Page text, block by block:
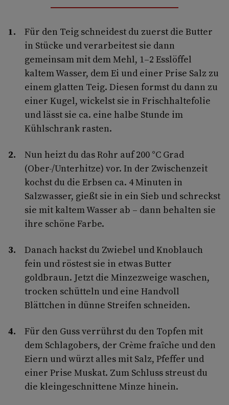
Für den Teig schneidest du zuerst die Butter
in Stücke und verarbeitest sie dann
gemeinsam mit dem Mehl, 1–2 Esslöffel
kaltem Wasser, dem Ei und einer Prise Salz zu
einem glatten Teig. Diesen formst du dann zu
einer Kugel, wickelst sie in Frischhaltefolie
und lässt sie ca. eine halbe Stunde im
Kühlschrank rasten.
Nun heizt du das Rohr auf 200 °C Grad
(Ober-/Unterhitze) vor. In der Zwischenzeit
kochst du die Erbsen ca. 4 Minuten in
Salzwasser, gießt sie in ein Sieb und schreckst
sie mit kaltem Wasser ab – dann behalten sie
ihre schöne Farbe.
Danach hackst du Zwiebel und Knoblauch
fein und röstest sie in etwas Butter
goldbraun. Jetzt die Minzezweige waschen,
trocken schütteln und eine Handvoll
Blättchen in dünne Streifen schneiden.
Für den Guss verrührst du den Topfen mit
dem Schlagobers, der Crème fraîche und den
Eiern und würzt alles mit Salz, Pfeffer und
einer Prise Muskat. Zum Schluss streust du
die kleingeschnittene Minze hinein.